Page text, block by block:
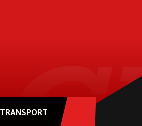
TRANSPORT